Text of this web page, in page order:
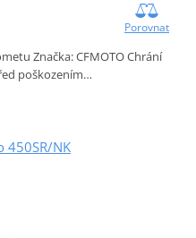
Porovnat
Značka: CFMOTO Chrání
poškozením…
450SR/NK